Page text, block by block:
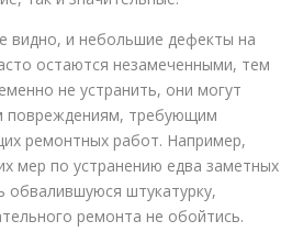
видно, и небольшие дефекты на
остаются незамеченными, тем
не устранить, они могут
повреждениям, требующим
ремонтных работ. Например,
мер по устранению едва заметных
обвалившуюся штукатурку,
ремонта не обойтись.